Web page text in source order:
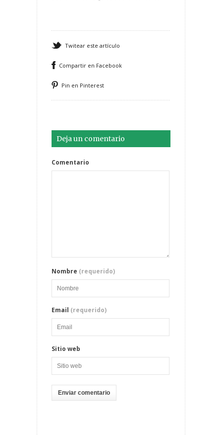
Twitear este artículo
Compartir en Facebook
Pin en Pinterest
Deja un comentario
Comentario
Nombre (requerido)
Email (requerido)
Sitio web